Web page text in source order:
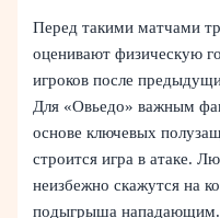
Перед такими матчами
оценивают физическую
игроков после
Для «Овьедо» важным
основе ключевых
строится игра в атаке.
неизбежно скажутся на
подыгрыша нападающим.